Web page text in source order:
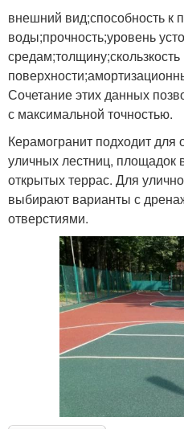
внешний вид;способность к
воды;прочность;уровень
средам;толщину;скользкость
Сочетание этих данных
с максимальной точностью.
Керамогранит подходит
уличных лестниц, площадок
открытых террас. Для
выбирают варианты с
отверстиями.